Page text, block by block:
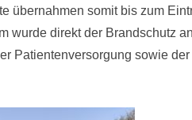
übernahmen somit bis zum
wurde direkt der Brandschutz
Patientenversorgung sowie